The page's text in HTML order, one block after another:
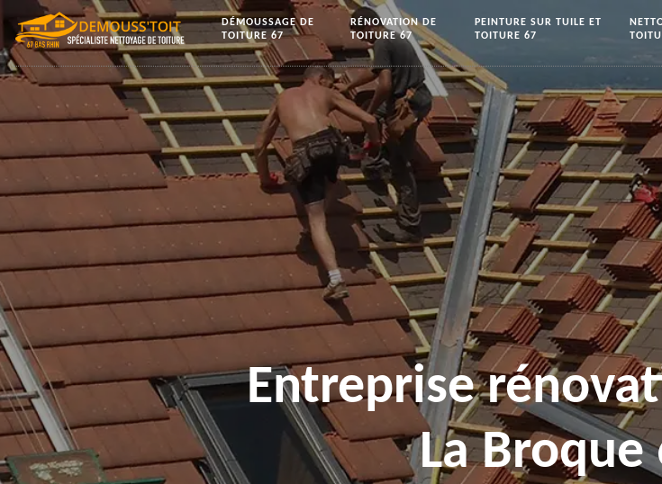
DÉMOUSSAGE DE
TOITURE 67
RÉNOVATION DE
TOITURE 67
PEINTURE SUR TUILE ET
TOITURE 67
Entreprise
La Broque